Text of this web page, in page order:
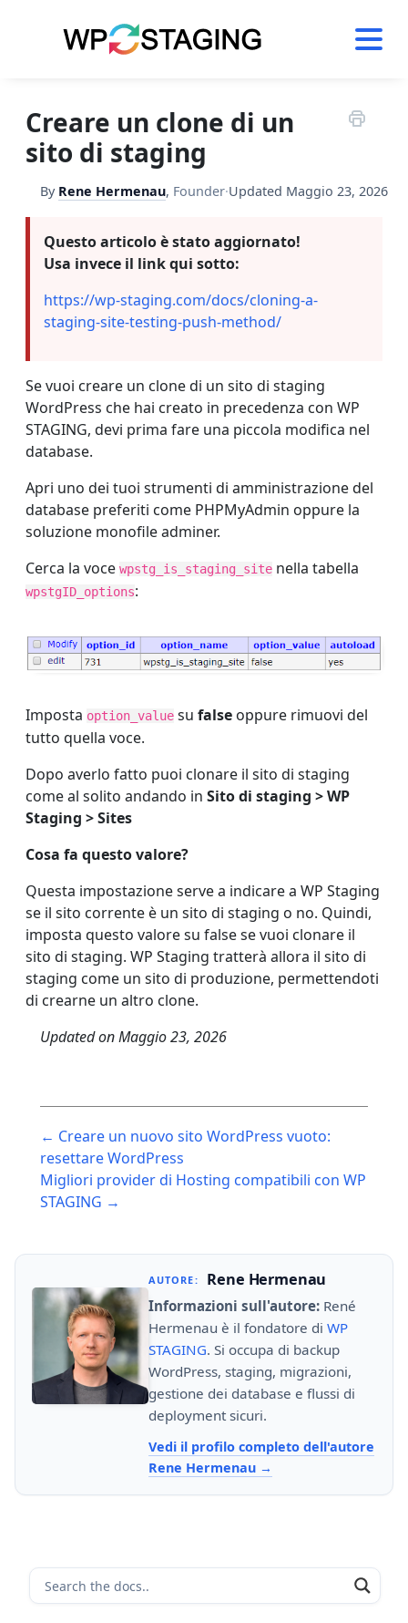
Creare un clone di un
sito di staging
By Rene Hermenau, Founder·Updated Maggio 23, 2026
Questo articolo è stato aggiornato!
Usa invece il link qui sotto:
https://wp-staging.com/docs/cloning-a-
staging-site-testing-push-method/
Se vuoi creare un clone di un sito di staging
WordPress che hai creato in precedenza con WP
STAGING, devi prima fare una piccola modifica nel
database.
Apri uno dei tuoi strumenti di amministrazione del
database preferiti come PHPMyAdmin oppure la
soluzione monofile adminer.
Cerca la voce wpstg_is_staging_site nella tabella
wpstgID_options:
Imposta option_value su false oppure rimuovi del
tutto quella voce.
Dopo averlo fatto puoi clonare il sito di staging
come al solito andando in Sito di staging > WP
Staging > Sites
Cosa fa questo valore?
Questa impostazione serve a indicare a WP Staging
se il sito corrente è un sito di staging o no. Quindi,
imposta questo valore su false se vuoi clonare il
sito di staging. WP Staging tratterà allora il sito di
staging come un sito di produzione, permettendoti
di crearne un altro clone.
Updated onMaggio 23, 2026
navigation
← Creare un nuovo sito WordPress vuoto:
resettare WordPress
Migliori provider di Hosting compatibili con WP
STAGING →
AUTORE: Rene Hermenau
Informazioni sull'autore: René
Hermenau è il fondatore di WP
STAGING. Si occupa di backup
WordPress, staging, migrazioni,
gestione dei database e flussi di
deployment sicuri.
Vedi il profilo completo dell'autore
Rene Hermenau